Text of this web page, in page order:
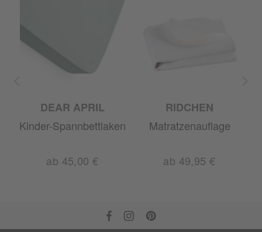
DEAR APRIL
Kinder-Spannbettlaken
ab 45,00 €
RIDCHEN
Matratzenauflage
ab 49,95 €